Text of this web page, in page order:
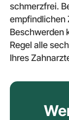
schmerzfrei.
empfindlichen
Beschwerden
Regel alle
Ihres